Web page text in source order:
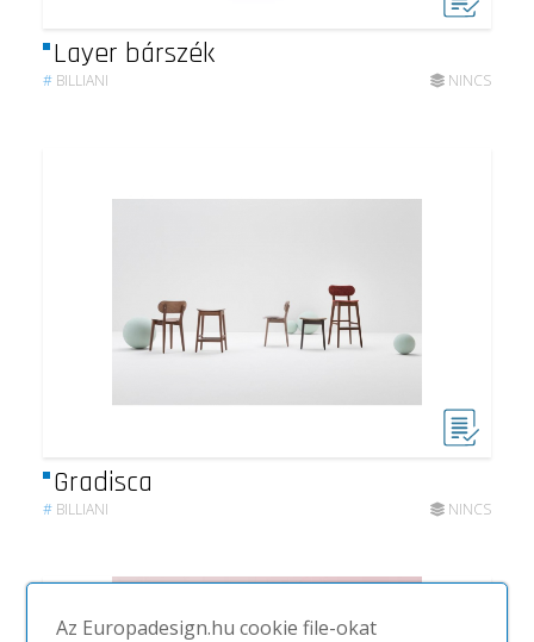
Layer bárszék
# BILLIANI NINCS
Gradisca
# BILLIANI NINCS
Az Europadesign.hu cookie file-okat